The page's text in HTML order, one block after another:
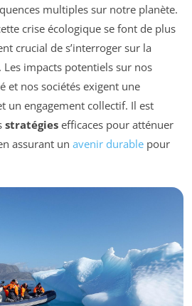
multiples sur notre planète.
crise écologique se font de plus
crucial de s’interroger sur la
Les impacts potentiels sur nos
et nos sociétés exigent une
un engagement collectif. Il est
stratégies efficaces pour atténuer
assurant un avenir durable pour